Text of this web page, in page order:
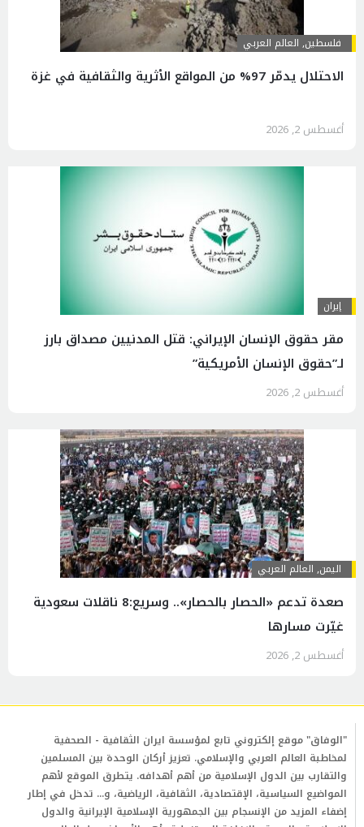
فلسطين, العالم العربي
الاحتلال يدمّر 97% من المواقع الأثرية والثقافية في غزة
أغسطس 2, 2026
إيران
مقر حقوق الإنسان الإيراني: قتل المدنيين مصداق بارز
لـ”حقوق الإنسان الأمريكية”
أغسطس 2, 2026
اليمن, العالم العربي
صعدة تدعم «الحصار بالحصار».. وسريع:8 ناقلات سعودية
غيّرت مسارها
أغسطس 2, 2026
"الوفاق" موقع إلكتروني تابع لمؤسسة ايران الثقافية - الصحفية
لمخاطبة العالم العربي والإسلامي. تعزيز أركان الوحدة بين المسلمين
والتقارب بين الدول الإسلامية من أهم أهدافه. يتطرق الموقع لأهم
المواضيع السياسية، الإقتصادية، الثقافية، الرياضية، و... تدخل في إطار
إضفاء المزيد من الإنسجام بين الجمهورية الإسلامية الإيرانية والدول